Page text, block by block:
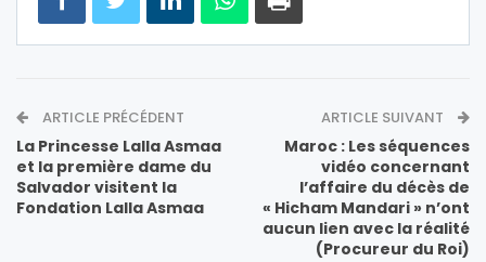
ARTICLE PRÉCÉDENT
La Princesse Lalla Asmaa
et la première dame du
Salvador visitent la
Fondation Lalla Asmaa
ARTICLE SUIVANT
Maroc : Les séquences
vidéo concernant
l’affaire du décès de
« Hicham Mandari » n’ont
aucun lien avec la réalité
(Procureur du Roi)